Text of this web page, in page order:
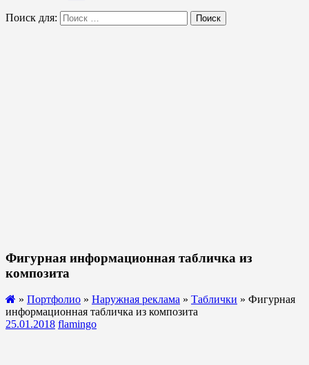
Поиск для: Поиск
Фигурная информационная табличка из
композита
» Портфолио » Наружная реклама » Таблички » Фигурная
информационная табличка из композита
25.01.2018 flamingo